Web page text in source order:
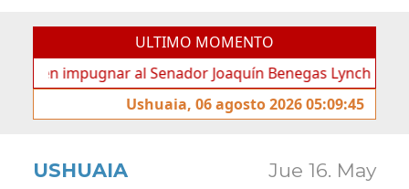
ULTIMO MOMENTO
al Senador Joaquín Benegas Lynch por
Ushuaia, 06 agosto 2026 05:09:45
USHUAIA Jue 16. May